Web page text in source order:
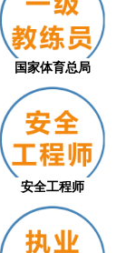
国家体育总局
安全工程师